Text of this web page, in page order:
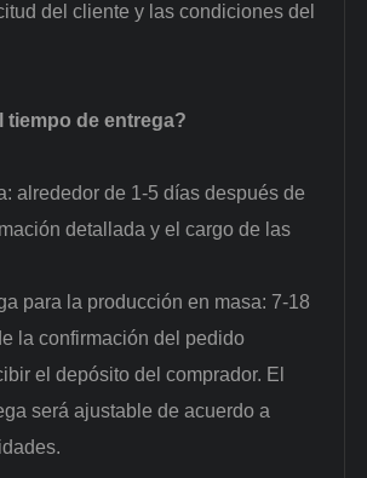
del cliente y las condiciones del
tiempo de entrega?
alrededor de 1-5 días después de
detallada y el cargo de las
para la producción en masa: 7-18
la confirmación del pedido
el depósito del comprador. El
será ajustable de acuerdo a